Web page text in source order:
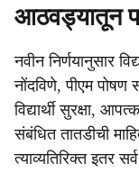
आठवड्यातून
नवीन निर्णयानुसार
नोंदविणे, पीएम पोषण
विद्यार्थी सुरक्षा,
संबंधित तातडीची
त्याव्यतिरिक्त इतर